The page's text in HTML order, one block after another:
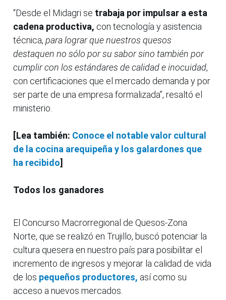
“Desde el Midagri se trabaja por impulsar a esta
cadena productiva, con tecnología y asistencia
técnica, para lograr que nuestros quesos
destaquen no sólo por su sabor sino también por
cumplir con los estándares de calidad e inocuidad,
con certificaciones que el mercado demanda y por
ser parte de una empresa formalizada”, resaltó el
ministerio.
[Lea también: Conoce el notable valor cultural
de la cocina arequipeña y los galardones que
ha recibido]
Todos los ganadores
El Concurso Macrorregional de Quesos-Zona
Norte, que se realizó en Trujillo, buscó potenciar la
cultura quesera en nuestro país para posibilitar el
incremento de ingresos y mejorar la calidad de vida
de los pequeños productores, así como su
acceso a nuevos mercados.